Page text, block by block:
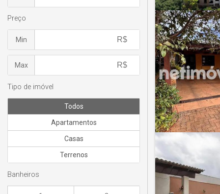
Preço
Min
Max
Tipo de imóvel
Todos
Apartamentos
Casas
Terrenos
Banheiros